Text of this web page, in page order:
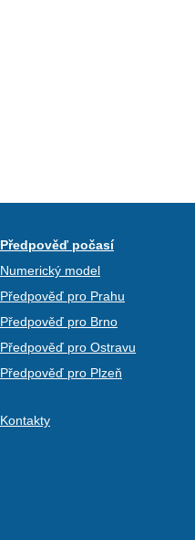
Předpověď počasí
Numerický model
Předpověď pro Prahu
Předpověď pro Brno
Předpověď pro Ostravu
Předpověď pro Plzeň
Kontakty